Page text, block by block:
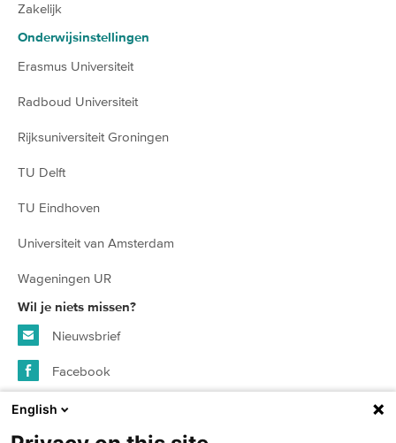
Zakelijk
Onderwijsinstellingen
Erasmus Universiteit
Radboud Universiteit
Rijksuniversiteit Groningen
TU Delft
TU Eindhoven
Universiteit van Amsterdam
Wageningen UR
Wil je niets missen?
Nieuwsbrief
Facebook
Instagram
English